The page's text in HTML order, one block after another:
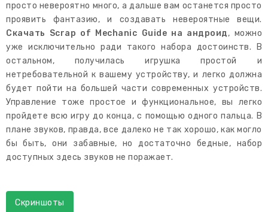
просто невероятно много, а дальше вам останется просто
проявить фантазию, и создавать невероятные вещи.
Скачать Scrap of Mechanic Guide на андроид, можно
уже исключительно ради такого набора достоинств. В
остальном, получилась игрушка простой и
нетребовательной к вашему устройству, и легко должна
будет пойти на большей части современных устройств.
Управление тоже простое и функциональное, вы легко
пройдете всю игру до конца, с помощью одного пальца. В
плане звуков, правда, все далеко не так хорошо, как могло
бы быть, они забавные, но достаточно бедные, набор
доступных здесь звуков не поражает.
Скриншоты